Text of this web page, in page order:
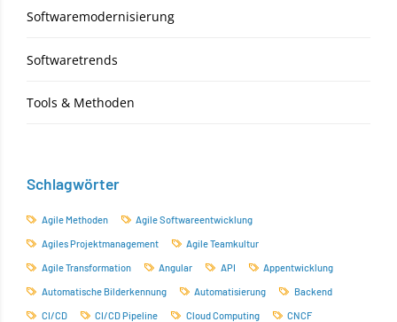
Softwaremodernisierung
Softwaretrends
Tools & Methoden
Schlagwörter
Agile Methoden Agile Softwareentwicklung
Agiles Projektmanagement Agile Teamkultur
Agile Transformation Angular API Appentwicklung
Automatische Bilderkennung Automatisierung Backend
CI/CD CI/CD Pipeline Cloud Computing CNCF